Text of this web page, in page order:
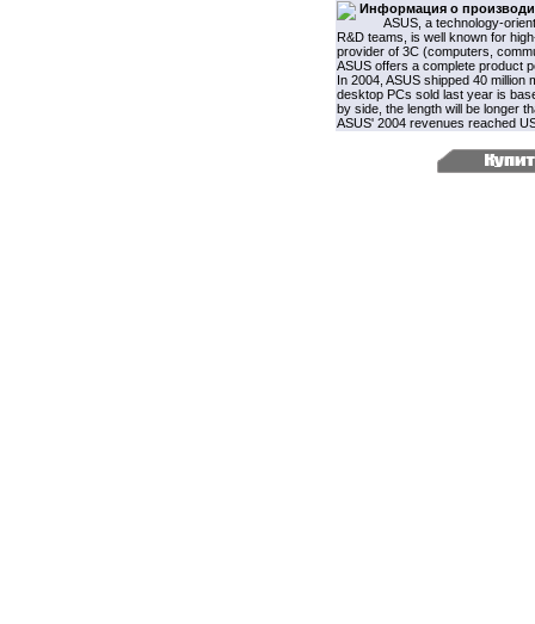
Информация о
ASUS, a technology-
R&D teams, is well known for
provider of 3C (computers,
ASUS offers a complete product
In 2004, ASUS shipped 40
desktop PCs sold last year is
by side, the length will be longer
ASUS' 2004 revenues reached